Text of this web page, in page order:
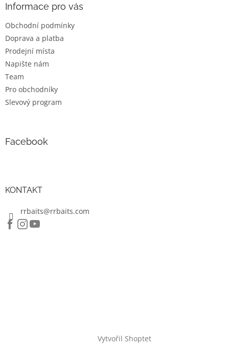
Informace pro vás
Obchodní podmínky
Doprava a platba
Prodejní místa
Napište nám
Team
Pro obchodníky
Slevový program
Facebook
KONTAKT
rrbaits@rrbaits.com
Vytvořil Shoptet